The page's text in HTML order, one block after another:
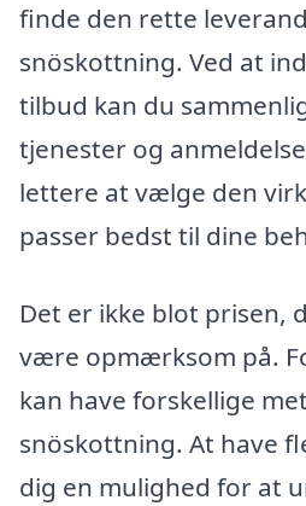
finde den rette
snöskottning. Ved at
tilbud kan du
tjenester og
lettere at vælge den
passer bedst til dine
Det er ikke blot prisen,
være opmærksom på.
kan have forskellige
snöskottning. At have
dig en mulighed for at